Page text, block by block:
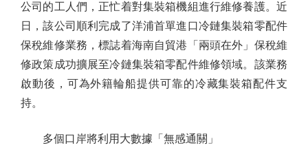
公司的工人們，正忙着對集裝箱機組進行維修養護。近
日，該公司順利完成了洋浦首單進口冷鏈集裝箱零配件
保稅維修業務，標誌着海南自貿港「兩頭在外」保稅維
修政策成功擴展至冷鏈集裝箱零配件維修領域。該業務
啟動後，可為外籍輪船提供可靠的冷藏集裝箱配件支
持。
多個口岸將利用大數據「無感通關」